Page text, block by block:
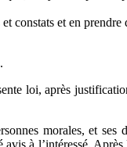
constats et en prendre
loi, après
morales, et ses
à l’intéressé.